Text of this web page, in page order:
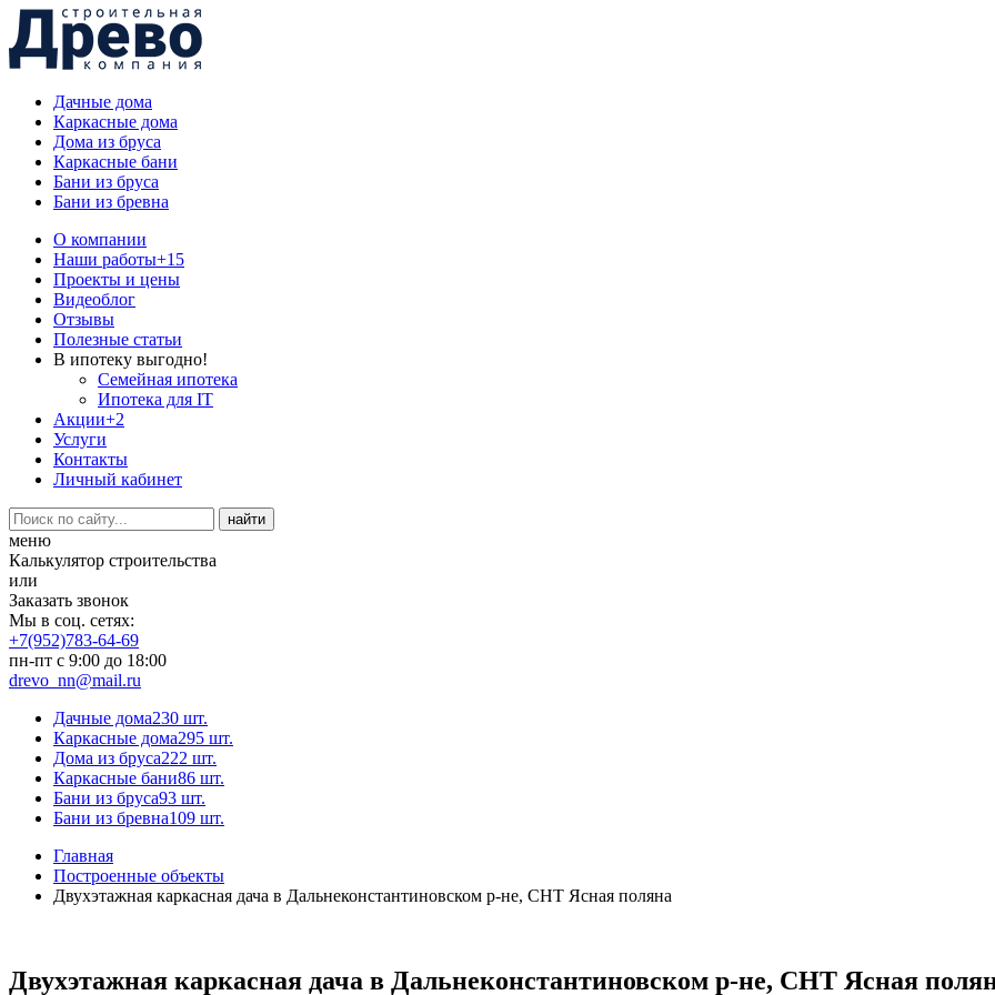
Дачные дома
Каркасные дома
Дома из бруса
Каркасные бани
Бани из бруса
Бани из бревна
О компании
Наши работы+15
Проекты и цены
Видеоблог
Отзывы
Полезные статьи
В ипотеку выгодно!
Семейная ипотека
Ипотека для IT
Акции+2
Услуги
Контакты
Личный кабинет
меню
Калькулятор строительства
или
Заказать звонок
Мы в соц. сетях:
+7(952)783-64-69
пн-пт с 9:00 до 18:00
drevo_nn@mail.ru
Дачные дома230 шт.
Каркасные дома295 шт.
Дома из бруса222 шт.
Каркасные бани86 шт.
Бани из бруса93 шт.
Бани из бревна109 шт.
Главная
Построенные объекты
Двухэтажная каркасная дача в Дальнеконстантиновском р-не, СНТ Ясная поляна
Двухэтажная каркасная дача в Дальнеконстантиновском р-не, СНТ Ясная